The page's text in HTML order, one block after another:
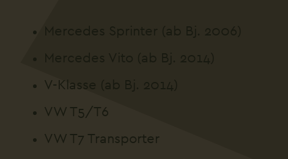
V-Klasse (ab Bj. 2014)
VW T5/T6
VW T7 Transporter